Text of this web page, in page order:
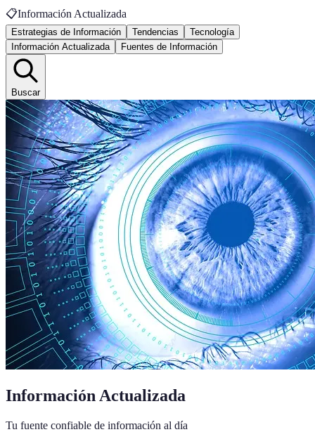
📋Información Actualizada
Estrategias de Información Tendencias
Tecnología
Información Actualizada
Fuentes de Información
Buscar
Información Actualizada
Tu fuente confiable de información al día